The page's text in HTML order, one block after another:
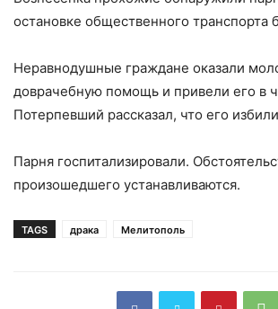
остановке общественного транспорта
Неравнодушные граждане оказали
доврачебную помощь и привели его в
Потерпевший рассказал, что его
Парня госпитализировали.
произошедшего устанавливаются.
TAGS драка Мелитополь